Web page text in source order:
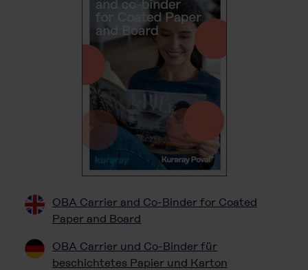
OBA Carrier and Co-Binder for Coated
Paper and Board
OBA Carrier und Co-Binder für
beschichtetes Papier und Karton